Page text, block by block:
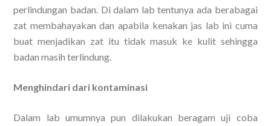
perlindungan badan. Di dalam lab tentunya ada berabagai
zat membahayakan dan apabila kenakan jas lab ini cuma
buat menjadikan zat itu tidak masuk ke kulit sehingga
badan masih terlindung.
Menghindari dari kontaminasi
Dalam lab umumnya pun dilakukan beragam uji coba